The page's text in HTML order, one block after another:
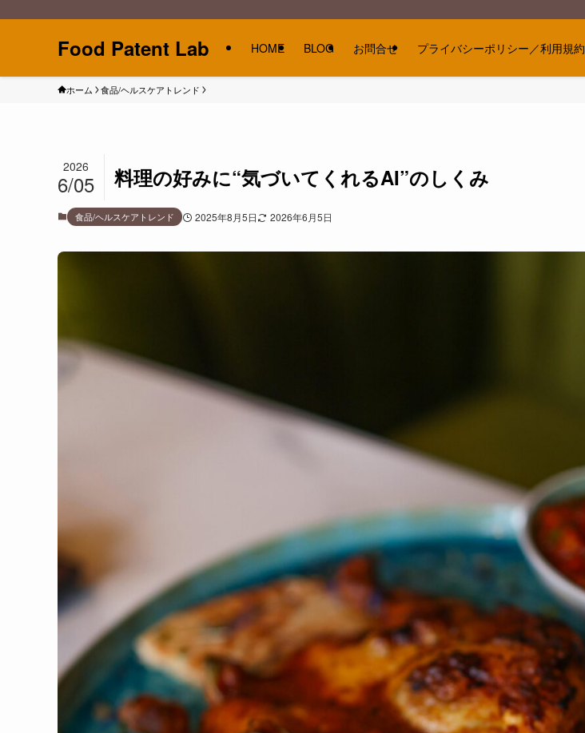
Food Patent Lab HOME BLOG お問合せ プライバシーポリシー／利用規約
ホーム 食品/ヘルスケアトレンド
料理の好みに“気づいてくれるAI”のしくみ
2026
6/05
食品/ヘルスケアトレンド 2025年8月5日 2026年6月5日